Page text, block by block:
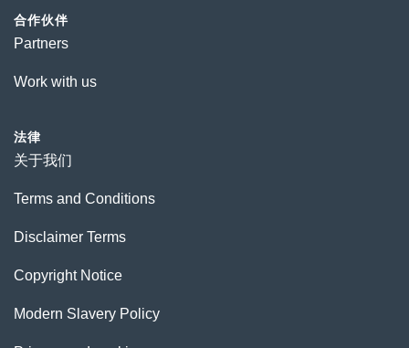
合作伙伴
Partners
Work with us
法律
关于我们
Terms and Conditions
Disclaimer Terms
Copyright Notice
Modern Slavery Policy